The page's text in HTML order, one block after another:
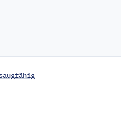
saugfähig